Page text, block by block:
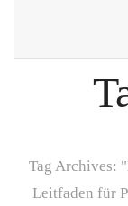
Tag Archives:
Leitfaden für